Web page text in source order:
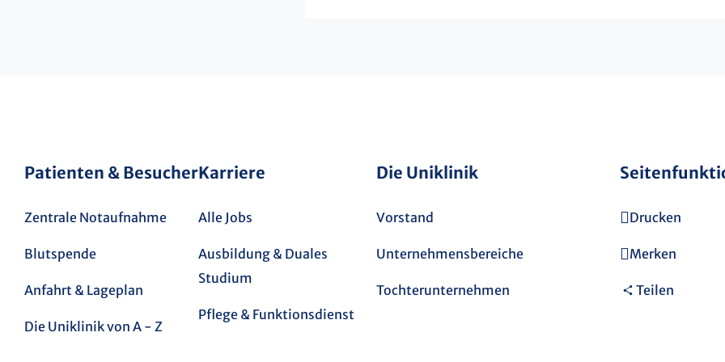
Patienten & Besucher
Zentrale Notaufnahme
Blutspende
Anfahrt & Lageplan
Die Uniklinik von A - Z
Karriere
Alle Jobs
Ausbildung & Duales
Studium
Pflege & Funktionsdienst
Die Uniklinik
Vorstand
Unternehmensbereiche
Tochterunternehmen
Drucken
Merken
Teilen